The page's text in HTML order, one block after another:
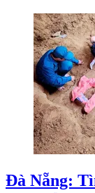
Đà Nẵng: